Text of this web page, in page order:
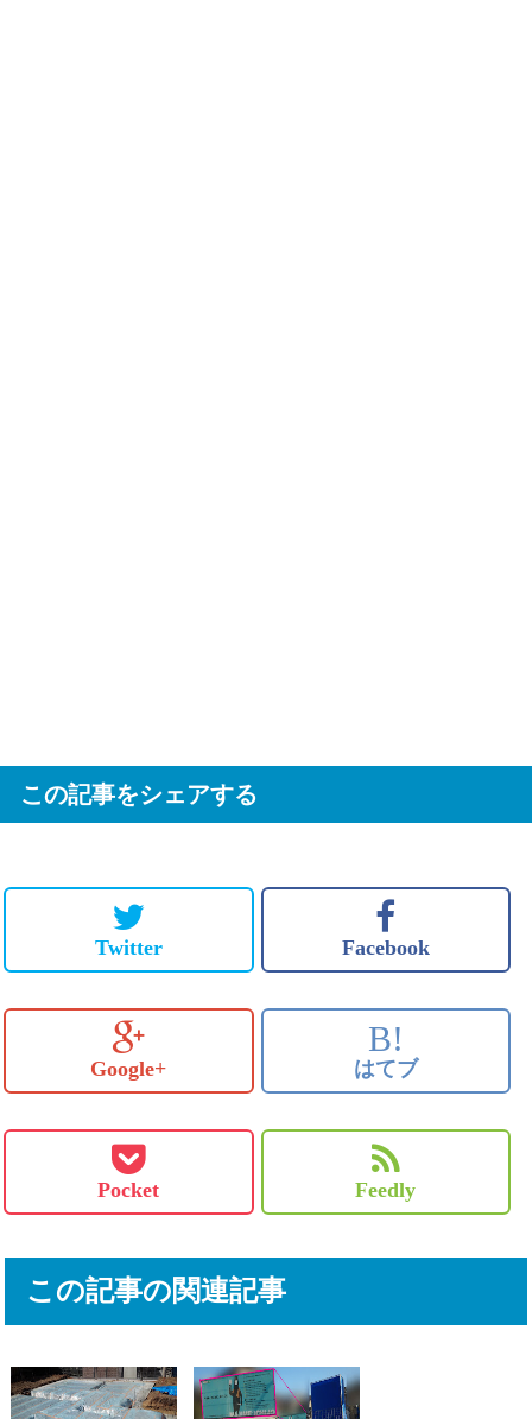
この記事をシェアする
Twitter Facebook
Google+
B!
はてブ
Pocket Feedly
この記事の関連記事